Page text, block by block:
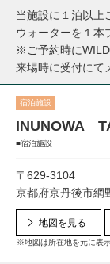
当施設に１泊以上
ウォーターを１本
※ご予約時に
来場時に受付にて
宿泊施設
INUNOWA
■宿泊施設
〒629-3104
京都府京丹後市網
地図を見る
※地図は所在地を元に表